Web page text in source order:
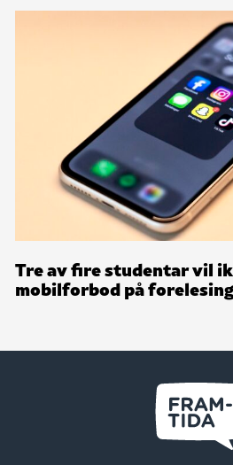
Tre av fire studentar vil
mobilforbod på